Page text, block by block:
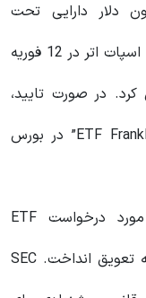
تمپلتون با 1.5 تریلیون دلار دارایی تحت
مدیریت، درخواست S-1 خود را برای ETF اسپات اتر در 12 فوریه
کرد. در صورت تایید،
این صندوق تحت عنوان “ETF Franklin Ethereum” در بورس
کمیسیون بورس تصمیم احتمالی در مورد درخواست ETF
فرانکلین تمپلتون را در تاریخ 23 آوریل به تعویق انداخت. SEC